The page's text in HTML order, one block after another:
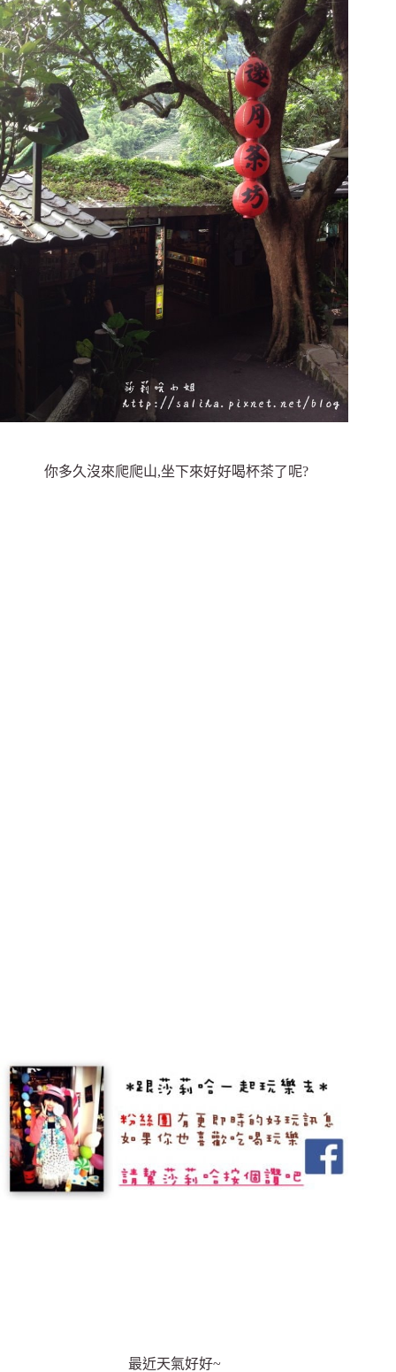
你多久沒來爬爬山,坐下來好好喝杯茶了呢?
最近天氣好好~